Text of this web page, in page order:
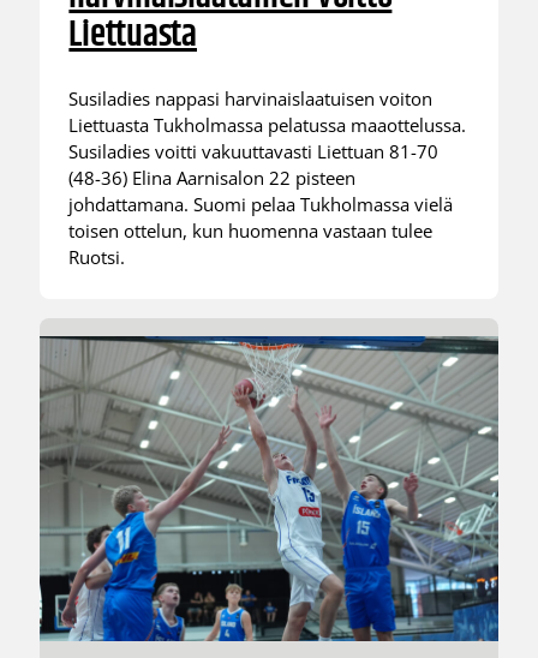
Liettuasta
Susiladies nappasi harvinaislaatuisen voiton
Liettuasta Tukholmassa pelatussa maaottelussa.
Susiladies voitti vakuuttavasti Liettuan 81-70
(48-36) Elina Aarnisalon 22 pisteen
johdattamana. Suomi pelaa Tukholmassa vielä
toisen ottelun, kun huomenna vastaan tulee
Ruotsi.